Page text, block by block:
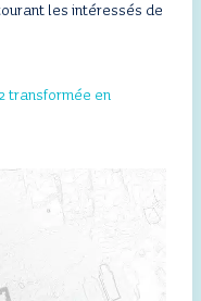
les intéressés de
transformée en